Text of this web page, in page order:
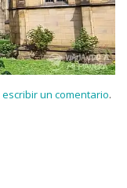
escribir un comentario.